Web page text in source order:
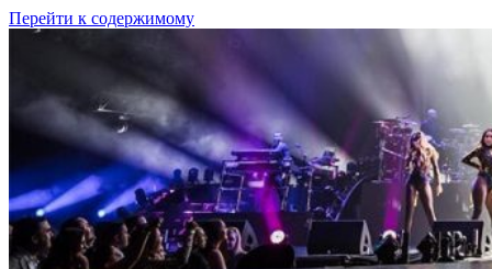
Перейти к содержимому